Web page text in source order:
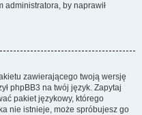
administratora, by naprawił
zawierającego twoją wersję
phpBB3 na twój język. Zapytaj
pakiet językowy, którego
nie istnieje, może spróbujesz go